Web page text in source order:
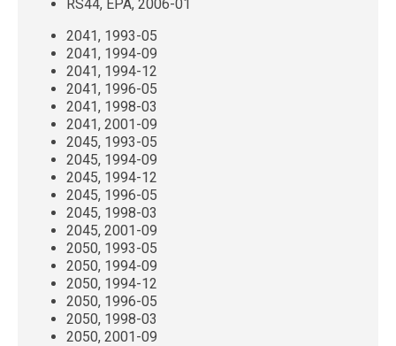
RS44, EPA, 2006-01
2041, 1993-05
2041, 1994-09
2041, 1994-12
2041, 1996-05
2041, 1998-03
2041, 2001-09
2045, 1993-05
2045, 1994-09
2045, 1994-12
2045, 1996-05
2045, 1998-03
2045, 2001-09
2050, 1993-05
2050, 1994-09
2050, 1994-12
2050, 1996-05
2050, 1998-03
2050, 2001-09